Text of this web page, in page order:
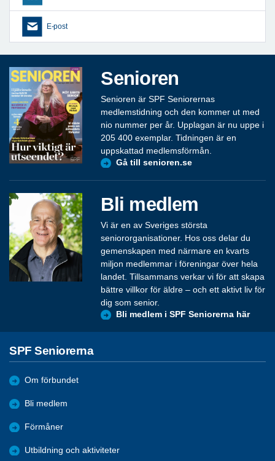
E-post
Senioren
Senioren är SPF Seniorernas
medlemstidning och den kommer ut med
nio nummer per år. Upplagan är nu uppe i
205 400 exemplar. Tidningen är en
uppskattad medlemsförmån.
Gå till senioren.se
Bli medlem
Vi är en av Sveriges största
seniororganisationer. Hos oss delar du
gemenskapen med närmare en kvarts
miljon medlemmar i föreningar över hela
landet. Tillsammans verkar vi för att skapa
bättre villkor för äldre – och ett aktivt liv för
dig som senior.
Bli medlem i SPF Seniorerna här
SPF Seniorerna
Om förbundet
Bli medlem
Förmåner
Utbildning och aktiviteter